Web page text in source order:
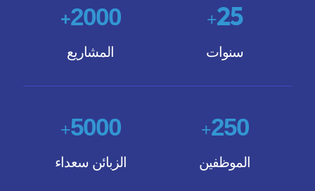
25
+
سنوات
2000
+
المشاريع
250
+
الموظفين
5000
+
الزبائن سعداء